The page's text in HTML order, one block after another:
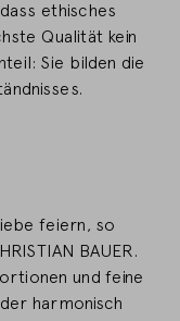
ethisches
Qualität kein
Sie bilden die
feiern, so
BAUER.
und feine
harmonisch